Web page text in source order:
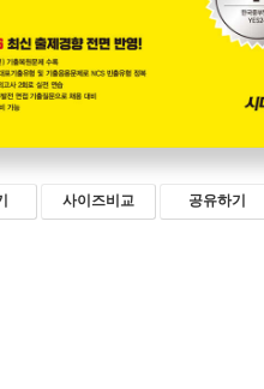
사이즈비교 공유하기